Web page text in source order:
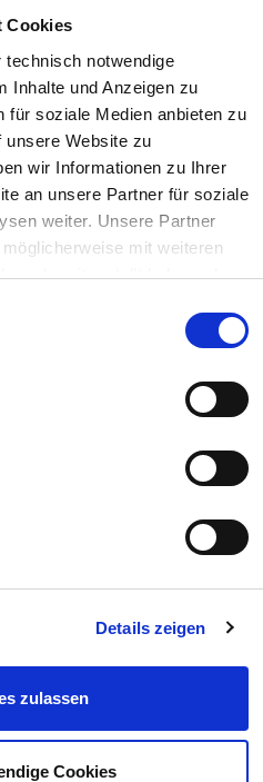
Cookies
notwendige
Inhalte und Anzeigen zu
für soziale Medien anbieten zu
unsere Website zu
wir Informationen zu Ihrer
an unsere Partner für soziale
weiter. Unsere Partner
mit weiteren
bereitgestellt haben oder
Details zeigen
zulassen
Cookies
1-2 Werktage